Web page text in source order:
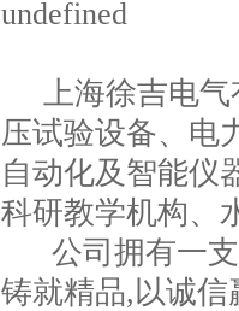
上海徐吉电气
压试验设备、 电
自动化及智能仪
科研教学机构、
公司拥有一支*
铸就精品,以诚信